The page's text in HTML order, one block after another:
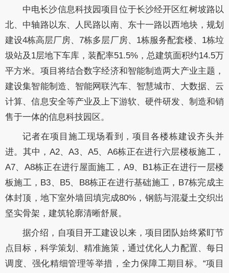
中电长沙信息科技园项目位于长沙经开区红树坡路以
北、中轴路以东、人民路以南、东十一路以西地块，规划
建设4栋高层厂房、7栋多层厂房、1栋服务配套楼、1栋垃
圾站及1层地下车库，装配率51.5%，总建筑面积约14.5万
平方米。项目将结合数字经济和智能制造两大产业主题，
建设集智能制造、智能网联汽车、智慧城市、大数据、云
计算、信息安全等产业及上下游软、硬件研发、制造和销
售于一体的信息科技园区。
记者在项目施工现场看到，项目各楼栋建设齐头并
进。其中，A2、A3、A5、A6栋正在进行六层楼板施工，
A7、A8栋正在进行屋面施工，A9、B1栋正在进行一层楼
板施工，B3、B5、B8栋正在进行基础施工，B7栋完成主
体封顶，地下室外墙回填完成80%，钢筋与混凝土交织出
坚实骨架，建筑轮廓清晰舒展。
据介绍，自项目开工建设以来，项目团队始终紧盯节
点目标，科学策划、精准施策，通过优化人力配置、每日
调度、强化精细管理等举措，全力保障工期目标。“项目